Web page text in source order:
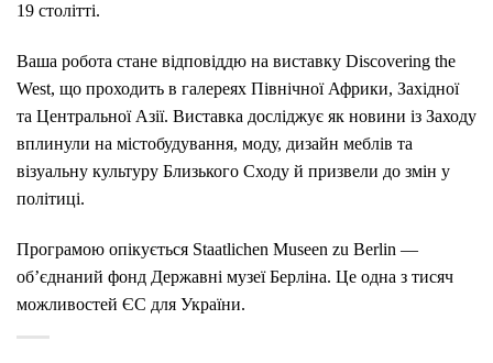
19 столітті.
Ваша робота стане відповіддю на виставку Discovering the
West, що проходить в галереях Північної Африки, Західної
та Центральної Азії. Виставка досліджує як новини із Заходу
вплинули на містобудування, моду, дизайн меблів та
візуальну культуру Близького Сходу й призвели до змін у
політиці.
Програмою опікується Staatlichen Museen zu Berlin —
об’єднаний фонд Державні музеї Берліна. Це одна з тисяч
можливостей ЄС для України.